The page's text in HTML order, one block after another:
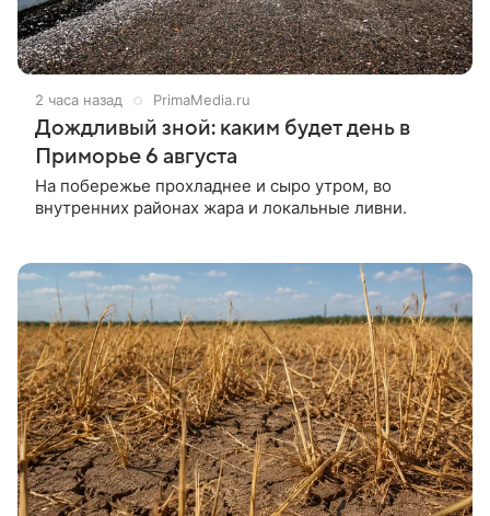
2 часа назад PrimaMedia.ru
Дождливый зной: каким будет день в
Приморье 6 августа
На побережье прохладнее и сыро утром, во
внутренних районах жара и локальные ливни.